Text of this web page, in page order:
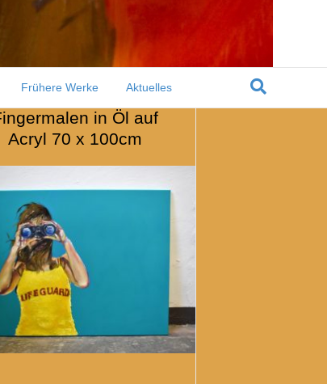
Frühere Werke Aktuelles
unbewusst und erst nachdem
zieht.
…ich passe auf…
in Öl auf
Acryl 70 x 100cm